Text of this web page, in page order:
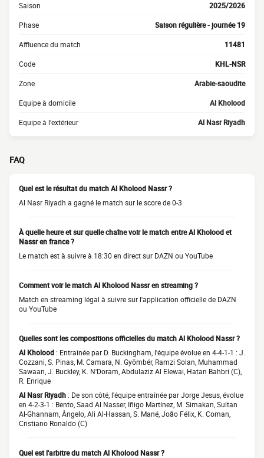
Saison 2025/2026
Phase Saison régulière - journée 19
Affluence du match 11481
Code KHL-NSR
Zone Arabie-saoudite
Equipe à domicile Al Kholood
Equipe à l'extérieur Al Nasr Riyadh
FAQ
Quel est le résultat du match Al Kholood Nassr ?
Al Nasr Riyadh a gagné le match sur le score de 0-3
À quelle heure et sur quelle chaîne voir le match entre Al Kholood et
Nassr en france ?
Le match est à suivre à 18:30 en direct sur DAZN ou YouTube
Comment voir le match Al Kholood Nassr en streaming ?
Match en streaming légal à suivre sur l'application officielle de DAZN
ou YouTube
Quelles sont les compositions officielles du match Al Kholood Nassr ?
Al Kholood : Entraînée par D. Buckingham, l'équipe évolue en 4-4-1-1 : J.
Cozzani, S. Pinas, M. Camara, N. Gyömbér, Ramzi Solan, Muhammad
Sawaan, J. Buckley, K. N'Doram, Abdulaziz Al Elewai, Hatan Bahbri (C),
R. Enrique
Al Nasr Riyadh : De son côté, l'équipe entraînée par Jorge Jesus, évolue
en 4-2-3-1 : Bento, Saad Al Nasser, Iñigo Martínez, M. Simakan, Sultan
Al-Ghannam, Ângelo, Ali Al-Hassan, S. Mané, João Félix, K. Coman,
Cristiano Ronaldo (C)
Quel est l'arbitre du match Al Kholood Nassr ?